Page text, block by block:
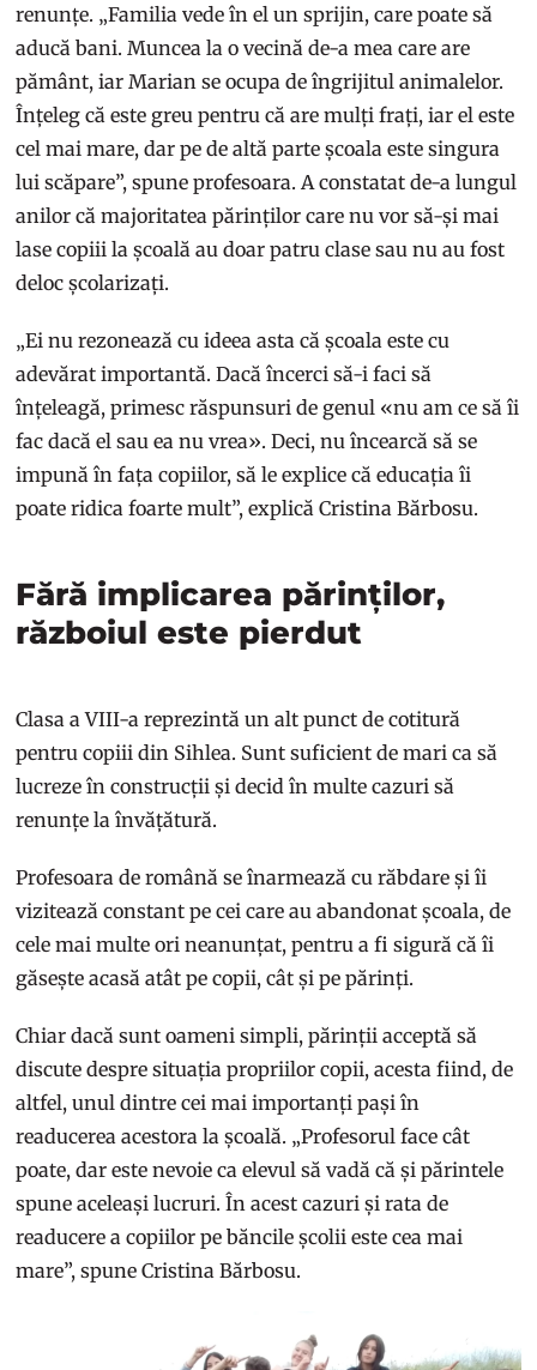
renunțe. „Familia vede în el un sprijin, care poate să
aducă bani. Muncea la o vecină de-a mea care are
pământ, iar Marian se ocupa de îngrijitul animalelor.
Înțeleg că este greu pentru că are mulți frați, iar el este
cel mai mare, dar pe de altă parte școala este singura
lui scăpare”, spune profesoara. A constatat de-a lungul
anilor că majoritatea părinților care nu vor să-și mai
lase copiii la școală au doar patru clase sau nu au fost
deloc școlarizați.
„Ei nu rezonează cu ideea asta că școala este cu
adevărat importantă. Dacă încerci să-i faci să
înțeleagă, primesc răspunsuri de genul «nu am ce să îi
fac dacă el sau ea nu vrea». Deci, nu încearcă să se
impună în fața copiilor, să le explice că educația îi
poate ridica foarte mult”, explică Cristina Bărbosu.
Fără implicarea părinților,
războiul este pierdut
Clasa a VIII-a reprezintă un alt punct de cotitură
pentru copiii din Sihlea. Sunt suficient de mari ca să
lucreze în construcții și decid în multe cazuri să
renunțe la învățătură.
Profesoara de română se înarmează cu răbdare și îi
vizitează constant pe cei care au abandonat școala, de
cele mai multe ori neanunțat, pentru a fi sigură că îi
găsește acasă atât pe copii, cât și pe părinți.
Chiar dacă sunt oameni simpli, părinții acceptă să
discute despre situația propriilor copii, acesta fiind, de
altfel, unul dintre cei mai importanți pași în
readucerea acestora la școală. „Profesorul face cât
poate, dar este nevoie ca elevul să vadă că și părintele
spune aceleași lucruri. În acest cazuri și rata de
readucere a copiilor pe băncile școlii este cea mai
mare”, spune Cristina Bărbosu.